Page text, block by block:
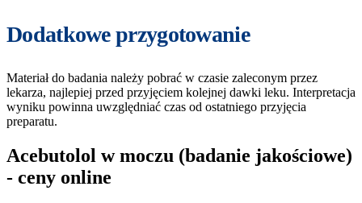
Dodatkowe przygotowanie
Materiał do badania należy pobrać w czasie zaleconym przez
lekarza, najlepiej przed przyjęciem kolejnej dawki leku. Interpretacja
wyniku powinna uwzględniać czas od ostatniego przyjęcia
preparatu.
Acebutolol w moczu (badanie jakościowe)
- ceny online